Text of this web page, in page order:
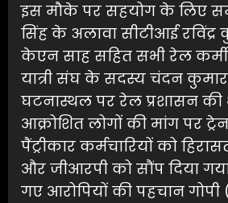
इस मौके पर सहयोग के लिए
सिंह के अलावा सीटीआई
केएन साह सहित सभी रेल
यात्री संघ के सदस्य चंदन
घटनास्थल पर रेल प्रशासन की
आक्रोशित लोगों की मांग पर
पैंट्रीकार कर्मचारियों को
और जीआरपी को सौंप दिया
गए आरोपियों की पहचान